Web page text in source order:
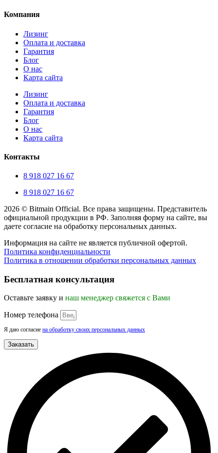
Компания
Лизинг
Оплата и доставка
Гарантия
Блог
О нас
Карта сайта
Лизинг
Оплата и доставка
Гарантия
Блог
О нас
Карта сайта
Контакты
8 918 027 16 67
8 918 027 16 67
2026 © Bitmain Official. Все права защищены. Представитель
официальной продукции в РФ. Заполняя форму на сайте, вы
даете согласие на обработку персональных данных.
Информация на сайте не является публичной офертой.
Политика конфиденциальности
Политика в отношении обработки персональных данных
вверх
Бесплатная консультация
Оставьте заявку и наш менеджер свяжется с Вами
Номер телефона
Я даю согласие на обработку своих персональных данных
Заказать